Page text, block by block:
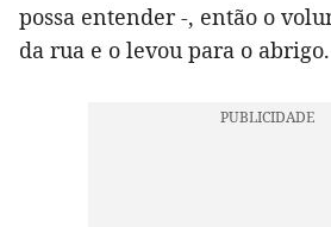
possa entender -, então o
da rua e o levou para o abrigo.